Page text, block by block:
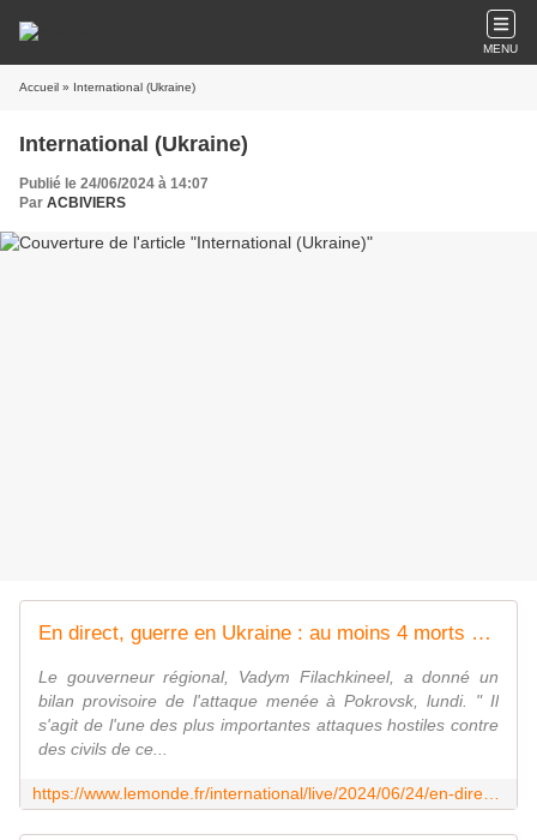
MENU
Accueil » International (Ukraine)
International (Ukraine)
Publié le 24/06/2024 à 14:07
Par ACBIVIERS
En direct, guerre en Ukraine : au moins 4 morts et 34 blessés dans une frappe russe dans l'est de l'Ukraine, selon les autorités locales
Le gouverneur régional, Vadym Filachkineel, a donné un
bilan provisoire de l'attaque menée à Pokrovsk, lundi. " Il
s'agit de l'une des plus importantes attaques hostiles contre
des civils de ce...